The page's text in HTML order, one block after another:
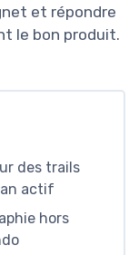
et répondre
le bon produit.
des trails
actif
hors